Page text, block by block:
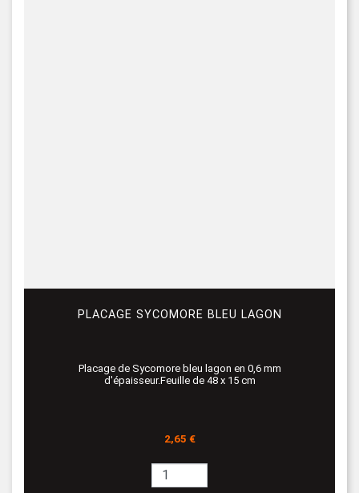
PLACAGE SYCOMORE BLEU LAGON
Placage de Sycomore bleu lagon en 0,6 mm
d'épaisseur.Feuille de 48 x 15 cm
Prix
2,65 €